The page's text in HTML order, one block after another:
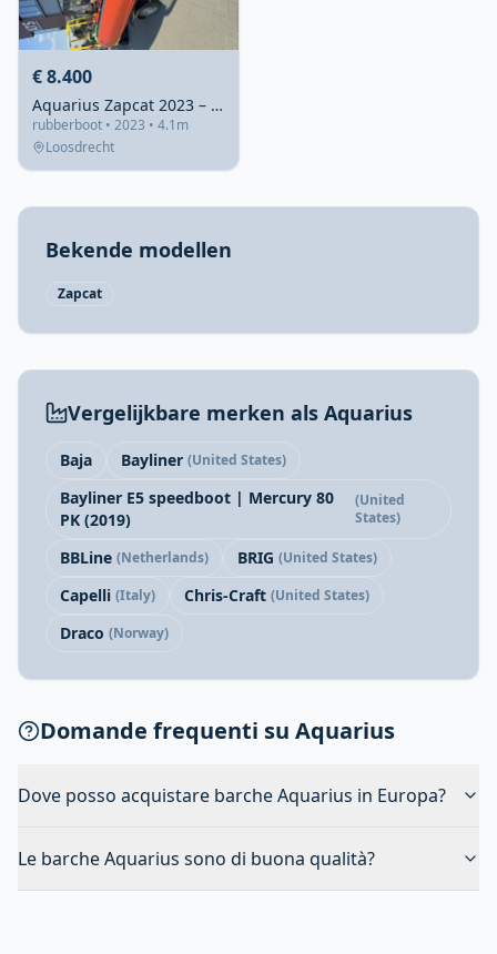
€ 8.400
Aquarius Zapcat 2023 – Recent gebouwd en instapklaar
rubberboot • 2023 • 4.1m
Loosdrecht
Bekende modellen
Zapcat
Vergelijkbare merken als Aquarius
Baja Bayliner (United States)
Bayliner E5 speedboot | Mercury 80
PK (2019)
(United
States)
BBLine (Netherlands) BRIG (United States)
Capelli (Italy) Chris-Craft (United States)
Draco (Norway)
Domande frequenti su Aquarius
Dove posso acquistare barche Aquarius in Europa?
Le barche Aquarius sono di buona qualità?